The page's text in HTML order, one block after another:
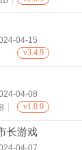
04-15
v3.4.9
04-08
v1.0.0
长游戏
04-07